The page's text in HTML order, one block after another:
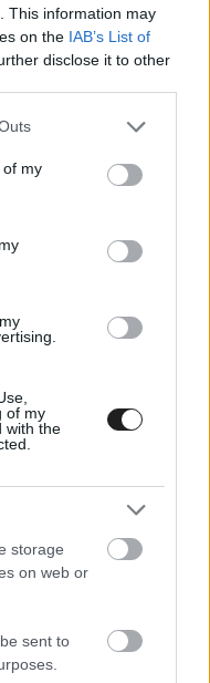
This information may
on the IAB’s List of
disclose it to other
one or more Google
You may click to
its third-party tags to
in below Google
of my
of my
with the
storage
on web or
sent to
a
hogy milyen
ismerve a látási
mindenképpen